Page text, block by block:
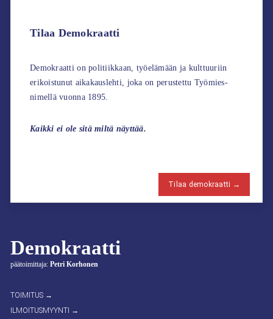
Demokraatti
päätoimittaja: Petri Korhonen
TOIMITUS →
ILMOITUSMYYNTI →
Tilaa Demokraatti
Demokraatti on politiikkaan, työelämään ja kulttuuriin
erikoistunut aikakauslehti, joka on perustettu Työmies-
nimellä vuonna 1895.
Kaikki ei ole sitä miltä näyttää.
Tilaa demokraatti →